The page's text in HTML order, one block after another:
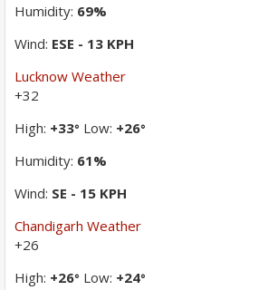
Humidity: 69%
Wind: ESE - 13 KPH
Lucknow Weather
+32
High: +33° Low: +26°
Humidity: 61%
Wind: SE - 15 KPH
Chandigarh Weather
+26
High: +26° Low: +24°